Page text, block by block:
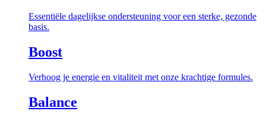
Essentiële dagelijkse ondersteuning voor een sterke, gezonde
basis.
Boost
Verhoog je energie en vitaliteit met onze krachtige formules.
Balance